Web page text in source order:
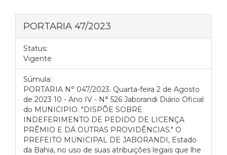
PORTARIA 47/2023
Status:
Vigente
Súmula:
PORTARIA N° 047/2023. Quarta-feira 2 de Agosto
de 2023 10 - Ano IV - N° 526 Jaborandi Diário Oficial
do MUNICIPIO. "DISPÕE SOBRE
INDEFERIMENTO DE PEDIDO DE LICENÇA
PRÊMIO E DÁ OUTRAS PROVIDÊNCIAS." O
PREFEITO MUNICIPAL DE JABORANDI, Estado
da Bahia, no uso de suas atribuições legais que lhe